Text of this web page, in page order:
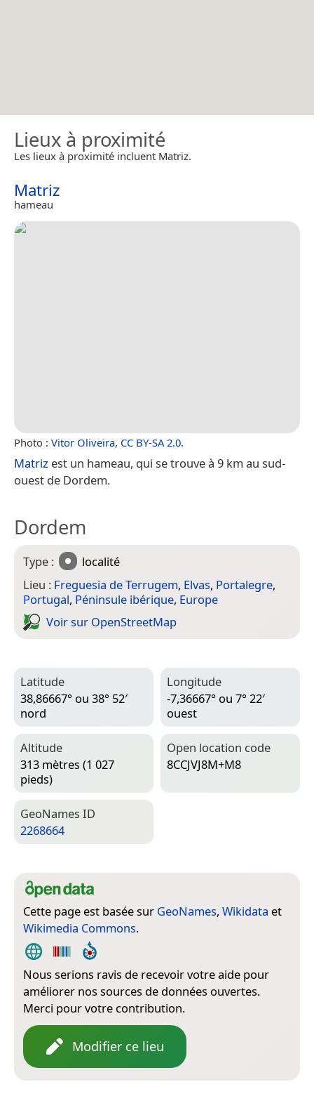
Lieux à proximité
Les lieux à proximité incluent Matriz.
Matriz
hameau
Photo : Vitor Oliveira, CC BY-SA 2.0.
Matriz est un hameau, qui se trouve à 9 km au sud-
ouest de Dordem.
Dordem
Type :
localité
Lieu : Freguesia de Terrugem, Elvas, Portalegre,
Portugal, Péninsule ibérique, Europe
Voir sur Open­Street­Map
Latitude
38,86667° ou 38° 52′
nord
Longitude
-7,36667° ou 7° 22′
ouest
Altitude
313 mètres (1 027
pieds)
Open location code
8CCJVJ8M+M8
Geo­Names ID
2268664
Cette page est basée sur GeoNames, Wikidata et
Wikimedia Commons.
Nous serions ravis de recevoir votre aide pour
améliorer nos sources de données ouvertes.
Merci pour votre contribution.
Modifier ce lieu